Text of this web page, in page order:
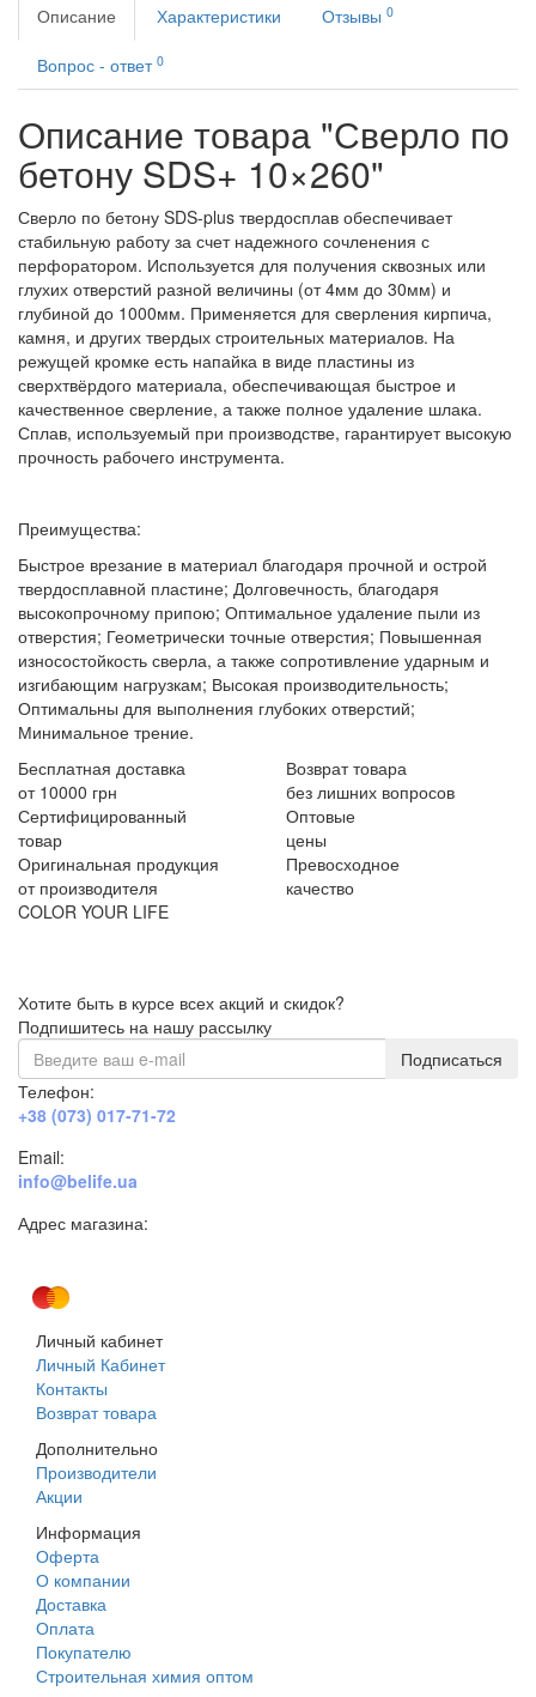
Описание
Характеристики Отзывы 0
Вопрос - ответ 0
Описание товара "Сверло по
бетону SDS+ 10×260"
Сверло по бетону SDS-plus твердосплав обеспечивает
стабильную работу за счет надежного сочленения с
перфоратором. Используется для получения сквозных или
глухих отверстий разной величины (от 4мм до 30мм) и
глубиной до 1000мм. Применяется для сверления кирпича,
камня, и других твердых строительных материалов. На
режущей кромке есть напайка в виде пластины из
сверхтвёрдого материала, обеспечивающая быстрое и
качественное сверление, а также полное удаление шлака.
Сплав, используемый при производстве, гарантирует высокую
прочность рабочего инструмента.
Преимущества:
Быстрое врезание в материал благодаря прочной и острой
твердосплавной пластине; Долговечность, благодаря
высокопрочному припою; Оптимальное удаление пыли из
отверстия; Геометрически точные отверстия; Повышенная
износостойкость сверла, а также сопротивление ударным и
изгибающим нагрузкам; Высокая производительность;
Оптимальны для выполнения глубоких отверстий;
Минимальное трение.
Бесплатная доставка
от 10000 грн
Возврат товара
без лишних вопросов
Сертифицированный
товар
Оптовые
цены
Оригинальная продукция
от производителя
Превосходное
качество
COLOR YOUR LIFE
Хотите быть в курсе всех акций и скидок?
Подпишитесь на нашу рассылку
Подписаться
Телефон:
+38 (073) 017-71-72
Email:
info@belife.ua
Адрес магазина:
Личный кабинет
Личный Кабинет
Контакты
Возврат товара
Дополнительно
Производители
Акции
Информация
Оферта
О компании
Доставка
Оплата
Покупателю
Строительная химия оптом